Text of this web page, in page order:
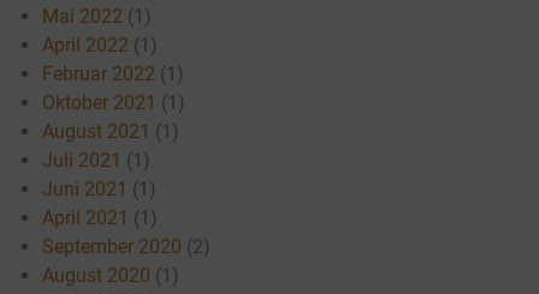
Mai 2022 (1)
April 2022 (1)
Februar 2022 (1)
Oktober 2021 (1)
August 2021 (1)
Juli 2021 (1)
Juni 2021 (1)
April 2021 (1)
September 2020 (2)
August 2020 (1)